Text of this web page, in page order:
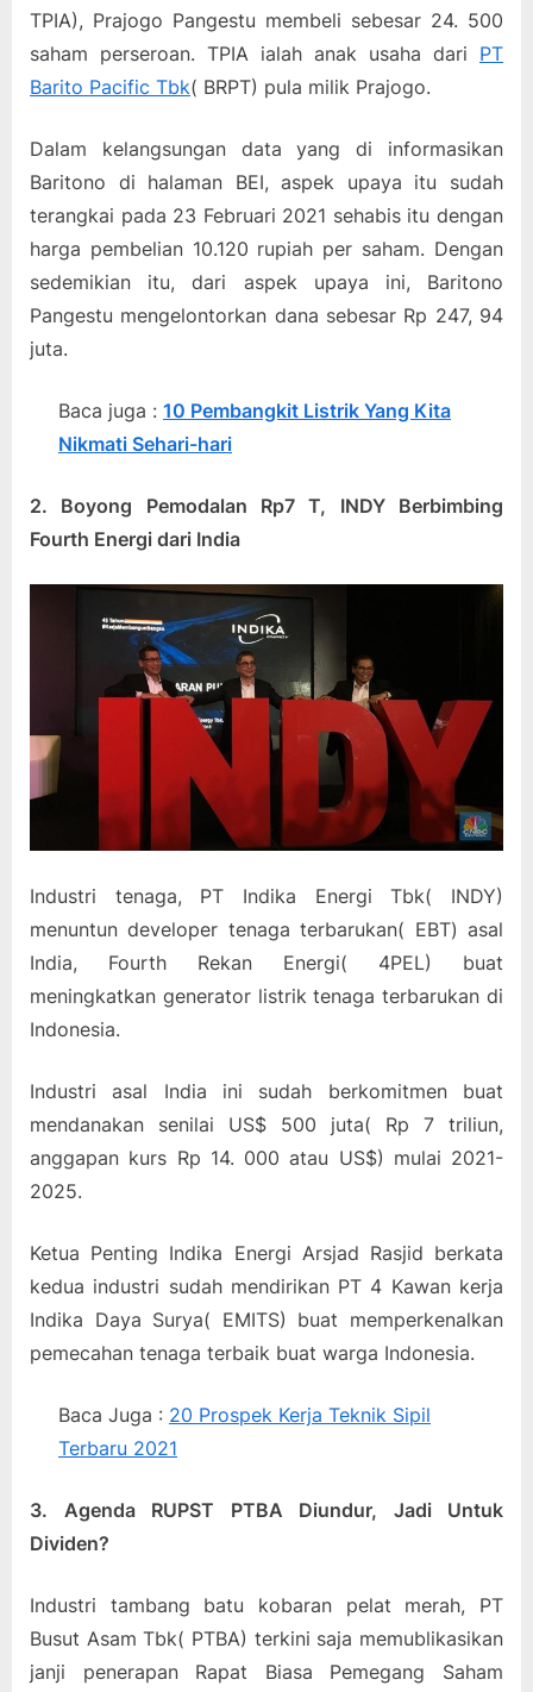
TPIA), Prajogo Pangestu membeli sebesar 24. 500
saham perseroan. TPIA ialah anak usaha dari PT
Barito Pacific Tbk( BRPT) pula milik Prajogo.
Dalam kelangsungan data yang di informasikan
Baritono di halaman BEI, aspek upaya itu sudah
terangkai pada 23 Februari 2021 sehabis itu dengan
harga pembelian 10.120 rupiah per saham. Dengan
sedemikian itu, dari aspek upaya ini, Baritono
Pangestu mengelontorkan dana sebesar Rp 247, 94
juta.
Baca juga : 10 Pembangkit Listrik Yang Kita
Nikmati Sehari-hari
2. Boyong Pemodalan Rp7 T, INDY Berbimbing
Fourth Energi dari India
Industri tenaga, PT Indika Energi Tbk( INDY)
menuntun developer tenaga terbarukan( EBT) asal
India, Fourth Rekan Energi( 4PEL) buat
meningkatkan generator listrik tenaga terbarukan di
Indonesia.
Industri asal India ini sudah berkomitmen buat
mendanakan senilai US$ 500 juta( Rp 7 triliun,
anggapan kurs Rp 14. 000 atau US$) mulai 2021-
2025.
Ketua Penting Indika Energi Arsjad Rasjid berkata
kedua industri sudah mendirikan PT 4 Kawan kerja
Indika Daya Surya( EMITS) buat memperkenalkan
pemecahan tenaga terbaik buat warga Indonesia.
Baca Juga : 20 Prospek Kerja Teknik Sipil
Terbaru 2021
3. Agenda RUPST PTBA Diundur, Jadi Untuk
Dividen?
Industri tambang batu kobaran pelat merah, PT
Busut Asam Tbk( PTBA) terkini saja memublikasikan
janji penerapan Rapat Biasa Pemegang Saham